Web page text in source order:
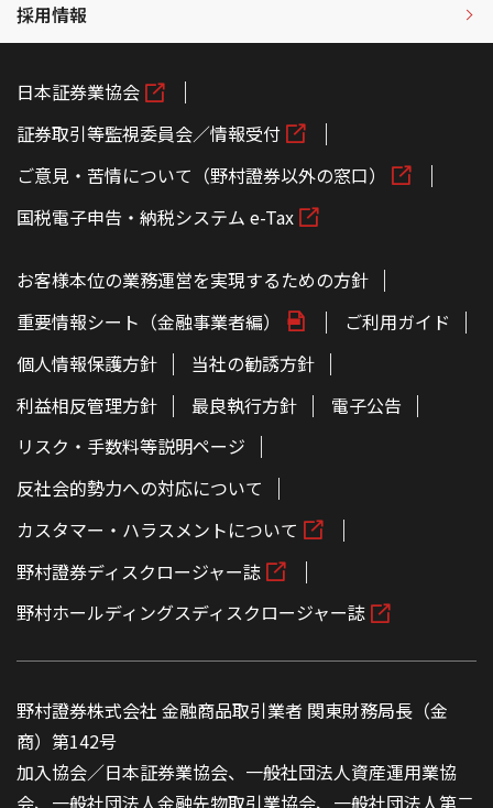
採用情報
日本証券業協会
証券取引等監視委員会／情報受付
ご意見・苦情について（野村證券以外の窓口）
国税電子申告・納税システム e-Tax
お客様本位の業務運営を実現するための方針
重要情報シート（金融事業者編）
ご利用ガイド
個人情報保護方針
当社の勧誘方針
利益相反管理方針
最良執行方針
電子公告
リスク・手数料等説明ページ
反社会的勢力への対応について
カスタマー・ハラスメントについて
野村證券ディスクロージャー誌
野村ホールディングスディスクロージャー誌
野村證券株式会社 金融商品取引業者 関東財務局長（金
商）第142号
加入協会／日本証券業協会、一般社団法人資産運用業協
会、一般社団法人金融先物取引業協会、一般社団法人第二